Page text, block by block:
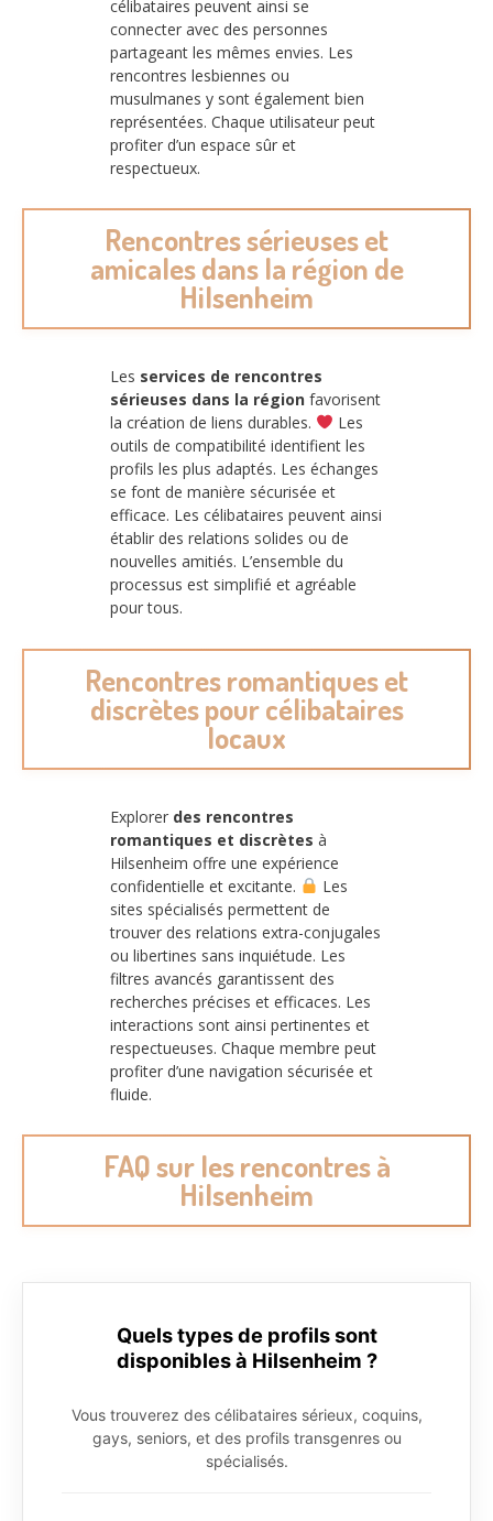
célibataires peuvent ainsi se
connecter avec des personnes
partageant les mêmes envies. Les
rencontres lesbiennes ou
musulmanes y sont également bien
représentées. Chaque utilisateur peut
profiter d’un espace sûr et
respectueux.
Rencontres sérieuses et
amicales dans la région de
Hilsenheim
Les services de rencontres
sérieuses dans la région favorisent
la création de liens durables.
Les
outils de compatibilité identifient les
profils les plus adaptés. Les échanges
se font de manière sécurisée et
efficace. Les célibataires peuvent ainsi
établir des relations solides ou de
nouvelles amitiés. L’ensemble du
processus est simplifié et agréable
pour tous.
Rencontres romantiques et
discrètes pour célibataires
locaux
Explorer des rencontres
romantiques et discrètes à
Hilsenheim offre une expérience
confidentielle et excitante.
Les
sites spécialisés permettent de
trouver des relations extra-conjugales
ou libertines sans inquiétude. Les
filtres avancés garantissent des
recherches précises et efficaces. Les
interactions sont ainsi pertinentes et
respectueuses. Chaque membre peut
profiter d’une navigation sécurisée et
fluide.
FAQ sur les rencontres à
Hilsenheim
Quels types de profils sont
disponibles à Hilsenheim ?
Vous trouverez des célibataires sérieux, coquins,
gays, seniors, et des profils transgenres ou
spécialisés.